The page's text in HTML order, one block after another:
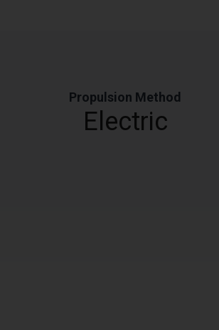
Propulsion Method
Electric